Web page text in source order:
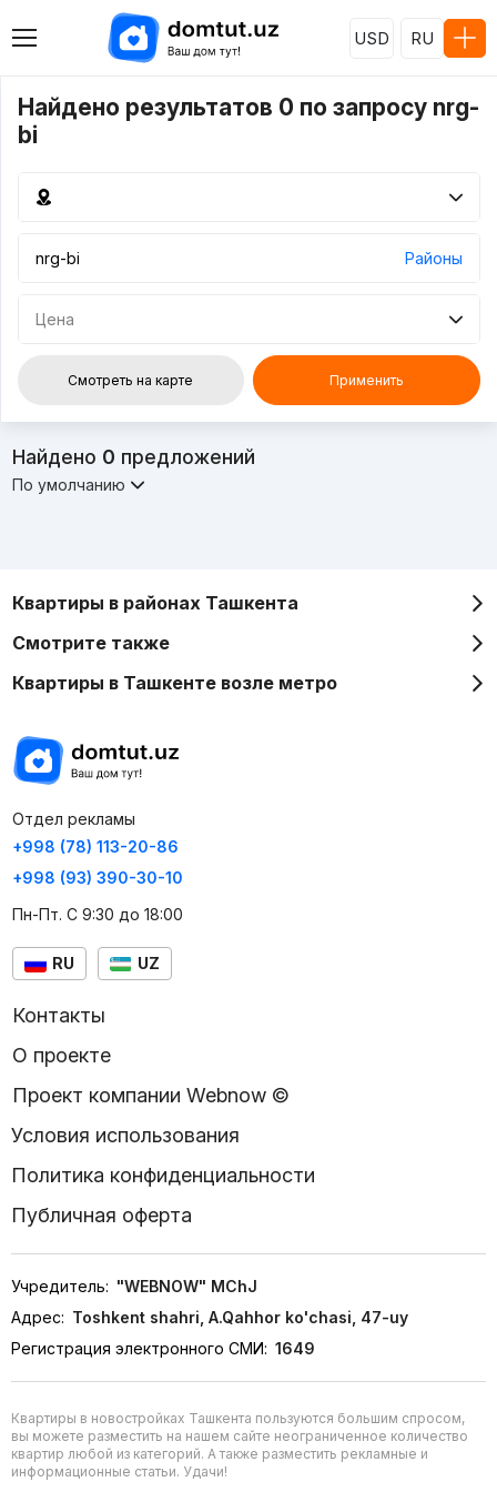
USD RU
Найдено результатов 0 по запросу nrg-
bi
Районы
Цена
Смотреть на карте Применить
Найдено 0 предложений
По умолчанию
Квартиры в районах Ташкента
Смотрите также
Квартиры в Ташкенте возле метро
Отдел рекламы
+998 (78) 113-20-86
+998 (93) 390-30-10
Пн-Пт. С 9:30 до 18:00
RU UZ
Контакты
О проекте
Проект компании Webnow ©
Условия использования
Политика конфиденциальности
Публичная оферта
Учредитель: "WEBNOW" MChJ
Адрес: Toshkent shahri, A.Qahhor ko'chasi, 47-uy
Регистрация электронного СМИ: 1649
Квартиры в новостройках Ташкента пользуются большим спросом,
вы можете разместить на нашем сайте неограниченное количество
квартир любой из категорий. А также разместить рекламные и
информационные статьи. Удачи!